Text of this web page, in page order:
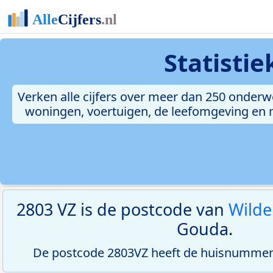
Verken alle cijfers over meer dan 250
woningen, voertuigen, de leefomgeving
2803 VZ is de postcode van
Gouda.
De postcode 2803VZ heeft de